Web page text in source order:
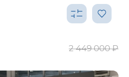
2 449 000 ₽